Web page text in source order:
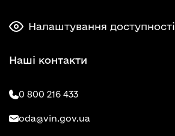
Налаштування доступності
Наші контакти
0 800 216 433
oda@vin.gov.ua